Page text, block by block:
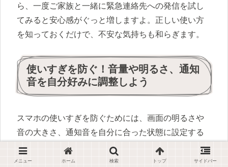
ら、一度ご家族と一緒に緊急連絡先への発信を試し
てみると安心感がぐっと増しますよ。正しい使い方
を知っておくだけで、不安な気持ちも和らぎます。
使いすぎを防ぐ！音量や明るさ、通知
音を自分好みに調整しよう
スマホの使いすぎを防ぐためには、画面の明るさや
音の大きさ、通知音を自分に合った状態に設定する
ことが意外と大切です。「画面が明るすぎて疲れ
る」「着信音が大きくてびっくりした」という声を
メニュー ホーム 検索 トップ サイドバー